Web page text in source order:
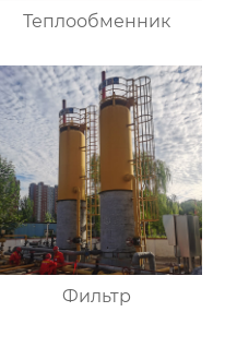
Теплообменник
Фильтр